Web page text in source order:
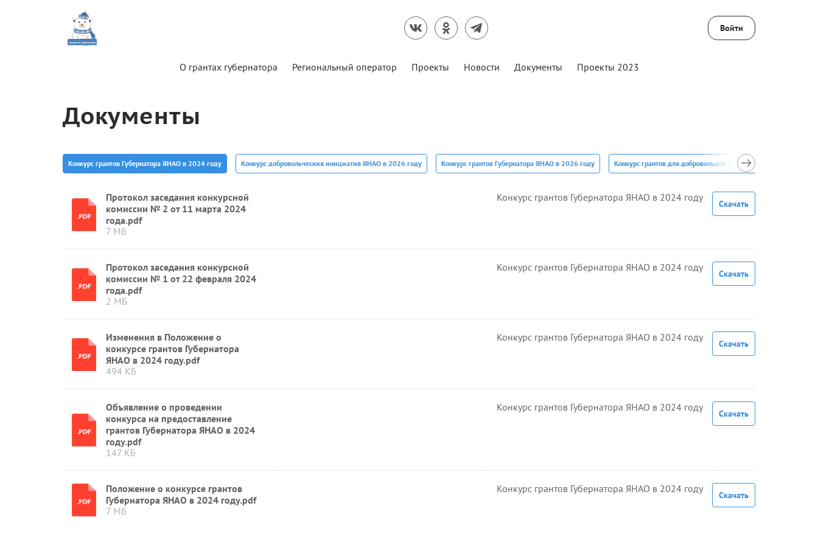
Войти
О грантах губернатора Региональный оператор Проекты Новости Документы Проекты 2023
Документы
Конкурс грантов Губернатора ЯНАО в 2024 году Конкурс добровольческих инициатив ЯНАО в 2026 году Конкурс грантов Губернатора ЯНАО в 2026 году Конкурс грантов для добровольцев (волонтеров) в 2025 году
Протокол заседания конкурсной
комиссии № 2 от 11 марта 2024
года.pdf
7 МБ
Конкурс грантов Губернатора ЯНАО в 2024 году
Скачать
Протокол заседания конкурсной
комиссии № 1 от 22 февраля 2024
года.pdf
2 МБ
Конкурс грантов Губернатора ЯНАО в 2024 году
Скачать
Изменения в Положение о
конкурсе грантов Губернатора
ЯНАО в 2024 году.pdf
494 КБ
Конкурс грантов Губернатора ЯНАО в 2024 году
Скачать
Объявление о проведении
конкурса на предоставление
грантов Губернатора ЯНАО в 2024
году.pdf
147 КБ
Конкурс грантов Губернатора ЯНАО в 2024 году
Скачать
Положение о конкурсе грантов
Губернатора ЯНАО в 2024 году.pdf
7 МБ
Конкурс грантов Губернатора ЯНАО в 2024 году
Скачать